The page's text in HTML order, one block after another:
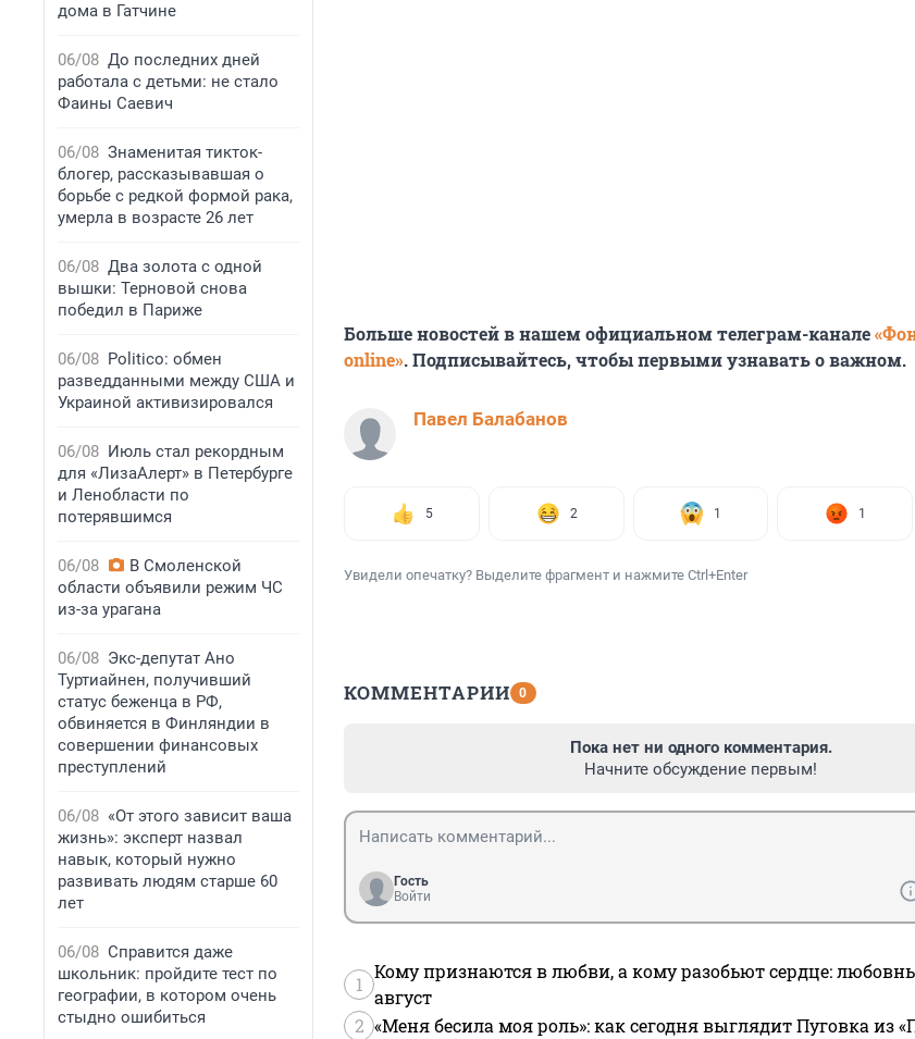
дома в Гатчине
06/08 До последних дней
работала с детьми: не стало
Фаины Саевич
06/08 Знаменитая тикток-
блогер, рассказывавшая о
борьбе с редкой формой рака,
умерла в возрасте 26 лет
06/08 Два золота с одной
вышки: Терновой снова
победил в Париже
06/08 Politico: обмен
разведданными между США и
Украиной активизировался
06/08 Июль стал рекордным
для «ЛизаАлерт» в Петербурге
и Ленобласти по
потерявшимся
06/08
В Смоленской
области объявили режим ЧС
из-за урагана
06/08 Экс-депутат Ано
Туртиайнен, получивший
статус беженца в РФ,
обвиняется в Финляндии в
совершении финансовых
преступлений
06/08 «От этого зависит ваша
жизнь»: эксперт назвал
навык, который нужно
развивать людям старше 60
лет
06/08 Справится даже
школьник: пройдите тест по
географии, в котором очень
стыдно ошибиться
Больше новостей в нашем официальном телеграм-канале
online». Подписывайтесь, чтобы первыми узнавать о важном.
Павел Балабанов
5 2 1 1
Увидели опечатку? Выделите фрагмент и нажмите Ctrl+Enter
КОММЕНТАРИИ 0
Пока нет ни одного комментария.
Начните обсуждение первым!
Гость
Войти
1
Кому признаются в любви, а кому разобьют сердце:
август
2 «Меня бесила моя роль»: как сегодня выглядит Пуговка из